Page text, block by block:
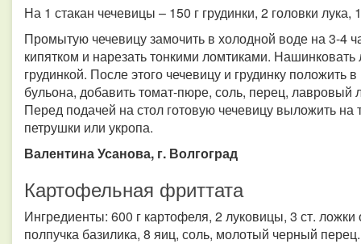
На 1 стакан чечевицы – 150 г грудинки, 2 головки
Промытую чечевицу замочить в холодной воде на 3-4
кипятком и нарезать тонкими ломтиками. Нашинковать
грудинкой. После этого чечевицу и грудинку
бульона, добавить томат-пюре, соль, перец, лавровый
Перед подачей на стол готовую чечевицу выложить на
петрушки или укропа.
Валентина Усанова, г. Волгоград
Картофельная фриттата
Ингредиенты: 600 г картофеля, 2 луковицы, 3 ст. ложки
полпучка базилика, 8 яиц, соль, молотый черный перец.